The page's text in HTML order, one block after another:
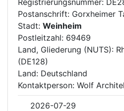
Postanschrift: Gorxheimer
Stadt: Weinheim
Postleitzahl: 69469
Land, Gliederung (NUTS):
(DE128)
Land: Deutschland
Kontaktperson: Wolf
2026-07-29